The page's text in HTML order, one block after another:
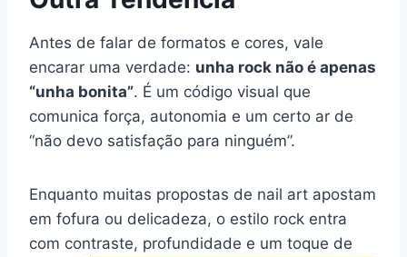
Antes de falar de formatos e cores, vale
encarar uma verdade: unha rock não é apenas
“unha bonita”. É um código visual que
comunica força, autonomia e um certo ar de
“não devo satisfação para ninguém”.
Enquanto muitas propostas de nail art apostam
em fofura ou delicadeza, o estilo rock entra
com contraste, profundidade e um toque de